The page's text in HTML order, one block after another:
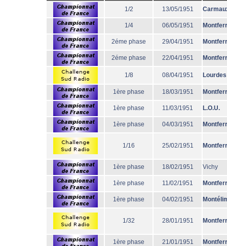
1/2 13/05/1951
1/4 06/05/1951
2éme phase 29/04/1951
2éme phase 22/04/1951
1/8 08/04/1951 Lourdes
1ère phase 18/03/1951
1ère phase 11/03/1951 L.O.U.
1ère phase 04/03/1951
1/16 25/02/1951
1ère phase 18/02/1951 Vichy
1ère phase 11/02/1951
1ère phase 04/02/1951
1/32 28/01/1951
1ère phase 21/01/1951